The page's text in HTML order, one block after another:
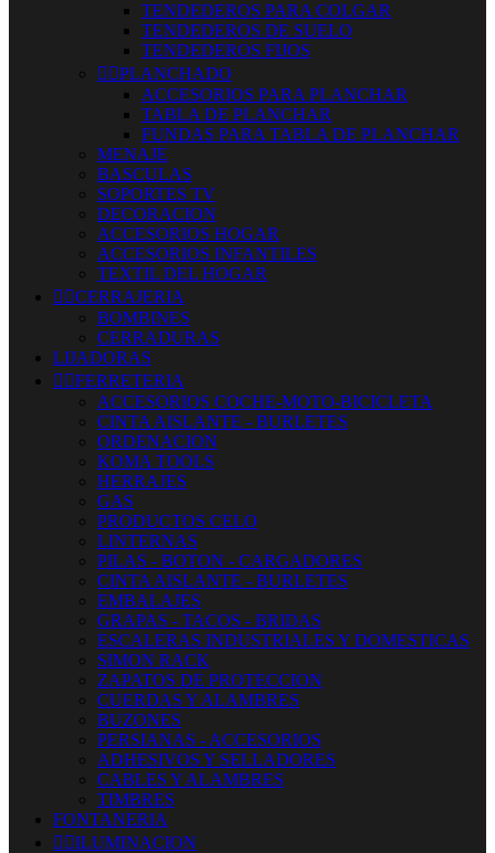
TENDEDEROS PARA COLGAR
TENDEDEROS DE SUELO
TENDEDEROS FIJOS
 PLANCHADO
ACCESORIOS PARA PLANCHAR
TABLA DE PLANCHAR
FUNDAS PARA TABLA DE PLANCHAR
MENAJE
BASCULAS
SOPORTES TV
DECORACION
ACCESORIOS HOGAR
ACCESORIOS INFANTILES
TEXTIL DEL HOGAR
 CERRAJERIA
BOMBINES
CERRADURAS
LIJADORAS
 FERRETERIA
ACCESORIOS COCHE-MOTO-BICICLETA
CINTA AISLANTE - BURLETES
ORDENACION
KOMA TOOLS
HERRAJES
GAS
PRODUCTOS CELO
LINTERNAS
PILAS - BOTON - CARGADORES
CINTA AISLANTE - BURLETES
EMBALAJES
GRAPAS - TACOS - BRIDAS
ESCALERAS INDUSTRIALES Y DOMESTICAS
SIMON RACK
ZAPATOS DE PROTECCION
CUERDAS Y ALAMBRES
BUZONES
PERSIANAS - ACCESORIOS
ADHESIVOS Y SELLADORES
CABLES Y ALAMBRES
TIMBRES
FONTANERIA
 ILUMINACION